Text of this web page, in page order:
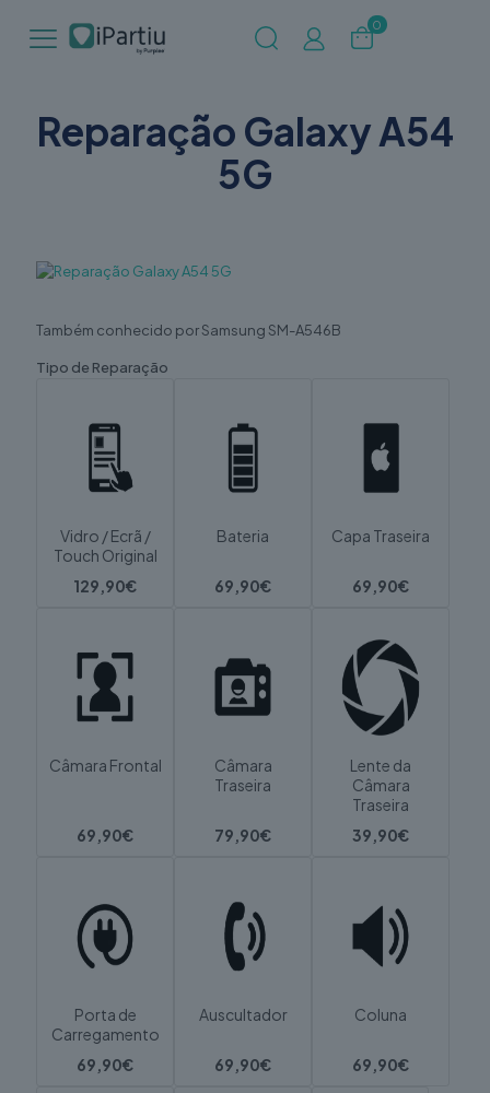
0
Reparação Galaxy A54
5G
Também conhecido por Samsung SM-A546B
Tipo de Reparação
Vidro / Ecrã /
Touch Original
129,90€
Bateria
69,90€
Capa Traseira
69,90€
Câmara Frontal
69,90€
Câmara
Traseira
79,90€
Lente da
Câmara
Traseira
39,90€
Porta de
Carregamento
69,90€
Auscultador
69,90€
Coluna
69,90€